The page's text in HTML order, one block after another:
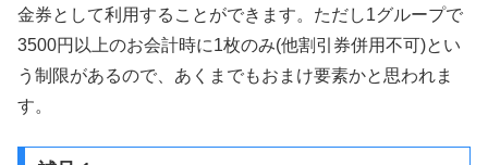
金券として利用することができます。ただし1グループで
3500円以上のお会計時に1枚のみ(他割引券併用不可)とい
う制限があるので、あくまでもおまけ要素かと思われま
す。